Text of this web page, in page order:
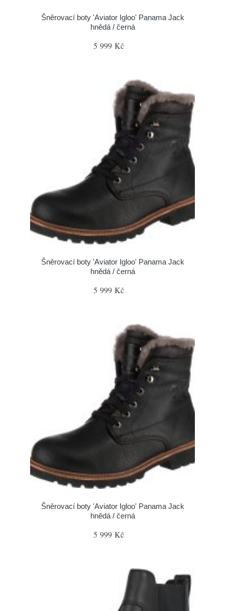
Šněrovací boty 'Aviator Igloo' Panama Jack
hnědá / černá
5 999 Kč
Šněrovací boty 'Aviator Igloo' Panama Jack
hnědá / černá
5 999 Kč
Šněrovací boty 'Aviator Igloo' Panama Jack
hnědá / černá
5 999 Kč